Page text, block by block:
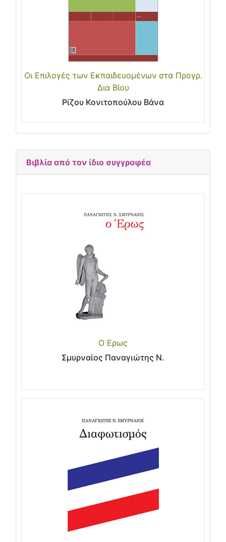
Οι Επιλογές των Εκπαιδευομένων στα Προγρ.
Δια Βίου
Ρίζου Κονιτοπούλου Βάνα
Βιβλία από τον ίδιο συγγραφέα
Ο Ερως
Σμυρναίος Παναγιώτης Ν.